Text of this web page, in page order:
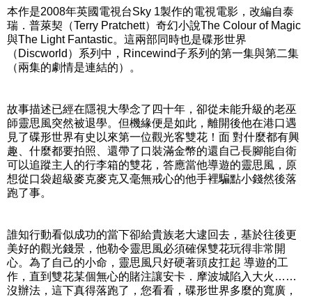
本作是2008年英國電視台Sky 1製作的電視電影，改編自泰
瑞．普萊契（Terry Pratchett）奇幻小說The Colour of Magic
與The Light Fantastic。這兩部同時也是碟形世界
（Discworld）系列中，Rincewind子系列的第一集與第二集
（兩集的劇情是連結的）。
故事描述已經在隱視大學念了四十年，卻從未能升級的老巫
師靈思風突然被退學。但機緣便是如此，離開後他在港口遇
見了碟形世界有史以來第一位觀光客雙花！面 對什麼都有興
趣、什麼都要拍照、還帶了口裝滿金幣的還自己長腳能自衛
可以追蹤主人的行李箱的雙花，答應當他導遊的靈思風，原
想從口袋超級麥克麥克又毫無戒心的他手裡騙點小錢然後落
跑了事。
誰知行動看似成功的當下卻給貴族老大逮回去，基於往後更
美好的觀光錢景，他勒令靈思風必須確保雙花玩得非常開
心。為了自己的小命，靈思風只好硬著頭皮扛起 導遊的工
作，直到雙花某個無心的賭注讓安卡．摩波城陷入大火……
沒辦法，這下真得落跑了，您看看，碟形世界多麼的寬廣，